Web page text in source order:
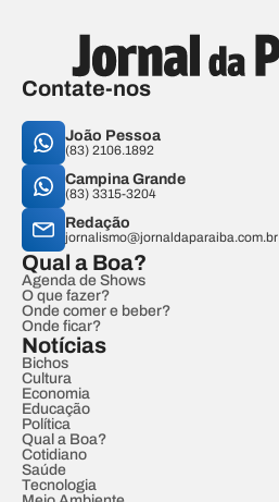
Contate-nos
João Pessoa
(83) 2106.1892
Campina Grande
(83) 3315-3204
Redação
jornalismo@jornaldaparaiba.com.br
Qual a Boa?
Agenda de Shows
O que fazer?
Onde comer e beber?
Onde ficar?
Notícias
Bichos
Cultura
Economia
Educação
Política
Qual a Boa?
Cotidiano
Saúde
Tecnologia